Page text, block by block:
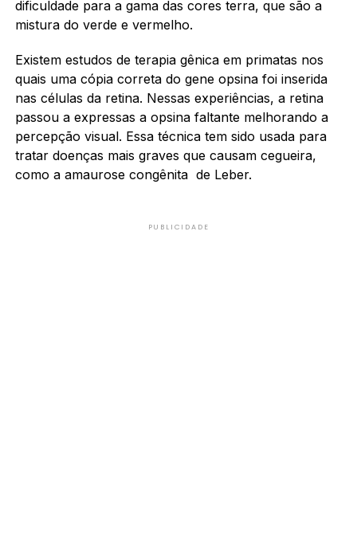
dificuldade para a gama das cores terra, que são a
mistura do verde e vermelho.
Existem estudos de terapia gênica em primatas nos
quais uma cópia correta do gene opsina foi inserida
nas células da retina. Nessas experiências, a retina
passou a expressas a opsina faltante melhorando a
percepção visual. Essa técnica tem sido usada para
tratar doenças mais graves que causam cegueira,
como a amaurose congênita de Leber.
PUBLICIDADE